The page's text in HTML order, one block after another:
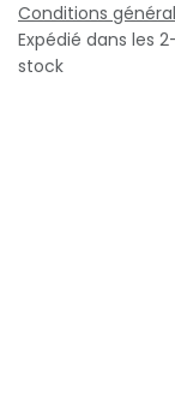
Conditions
Expédié dans les
stock